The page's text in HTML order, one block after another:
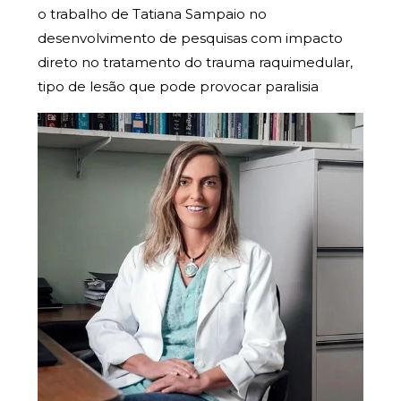
o trabalho de Tatiana Sampaio no
desenvolvimento de pesquisas com impacto
direto no tratamento do trauma raquimedular,
tipo de lesão que pode provocar paralisia